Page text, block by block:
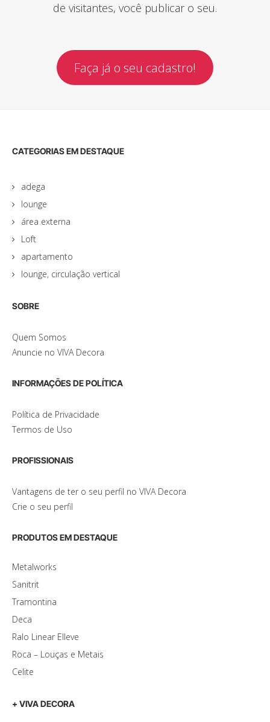
de visitantes, você publicar o seu.
Faça já o seu cadastro!
CATEGORIAS EM DESTAQUE
adega
lounge
área externa
Loft
apartamento
lounge, circulação vertical
SOBRE
Quem Somos
Anuncie no VIVA Decora
INFORMAÇÕES DE POLÍTICA
Política de Privacidade
Termos de Uso
PROFISSIONAIS
Vantagens de ter o seu perfil no VIVA Decora
Crie o seu perfil
PRODUTOS EM DESTAQUE
Metalworks
Sanitrit
Tramontina
Deca
Ralo Linear Elleve
Roca – Louças e Metais
Celite
+ VIVA DECORA